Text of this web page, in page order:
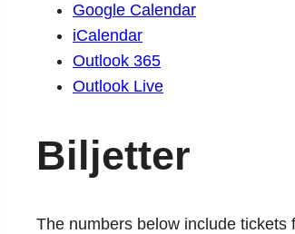
Google Calendar
iCalendar
Outlook 365
Outlook Live
Biljetter
The numbers below include tickets